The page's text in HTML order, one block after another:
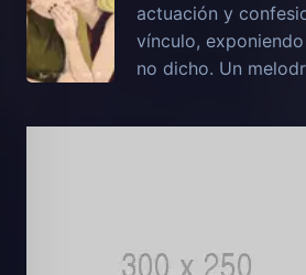
actuación y
vínculo,
no dicho. Un